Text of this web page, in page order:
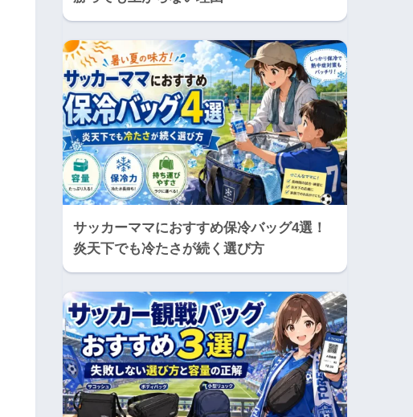
サッカーママにおすすめ保冷バッグ4選！
炎天下でも冷たさが続く選び方